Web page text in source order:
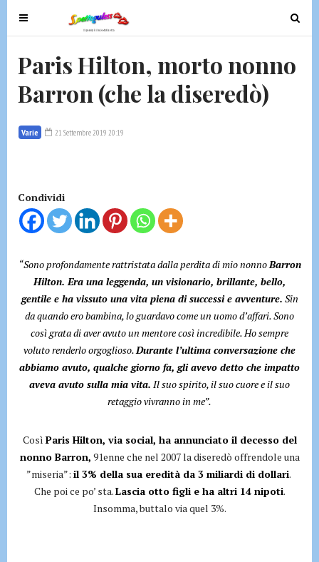
T
o
g
l
e
a
a
t
o
T
o
g
Paris Hilton, morto nonno
Barron (che la diseredò)
Varie 21 Settembre 2019 20:19
Condividi
“Sono profondamente rattristata dalla perdita di mio nonnoBarron
Hilton. Era una leggenda, un visionario, brillante, bello,
gentile e ha vissuto una vita piena di successi e avventure. Sin
da quando ero bambina, lo guardavo come un uomo d’affari. Sono
così grata di aver avuto un mentore così incredibile. Ho sempre
voluto renderlo orgoglioso.Durante l’ultima conversazione che
abbiamo avuto, qualche giorno fa, gli avevo detto che impatto
aveva avuto sulla mia vita. Il suo spirito, il suo cuore e il suo
retaggio vivranno in me”.
Così Paris Hilton, via social, ha annunciato il decesso del
nonno Barron, 91enne che nel 2007 la diseredò offrendole una
”miseria”: il 3% della sua eredità da 3 miliardi di dollari.
Che poi ce po’ sta.Lascia otto figli e ha altri 14 nipoti.
Insomma, buttalo via quel 3%.